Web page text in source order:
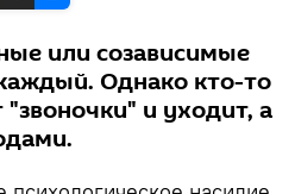
или созависимые
Однако кто-то
и уходит, а